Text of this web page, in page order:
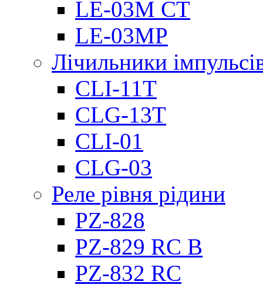
LE-03M CT
LE-03MP
Лічильники
CLI-11T
CLG-13T
CLI-01
CLG-03
Реле рівня рідини
PZ-828
PZ-829 RC B
PZ-832 RC